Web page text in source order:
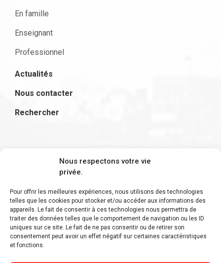
Nous respectons votre vie
privée.
Pour offrir les meilleures expériences, nous utilisons des technologies
telles que les cookies pour stocker et/ou accéder aux informations des
appareils. Le fait de consentir à ces technologies nous permettra de
traiter des données telles que le comportement de navigation ou les ID
uniques sur ce site. Le fait de ne pas consentir ou de retirer son
consentement peut avoir un effet négatif sur certaines caractéristiques
et fonctions.
En famille
Enseignant
Professionnel
Actualités
Nous contacter
Rechercher
S'inscrire à la newsletter
Restez informé des derniers ajouts et des
dernières actualités !